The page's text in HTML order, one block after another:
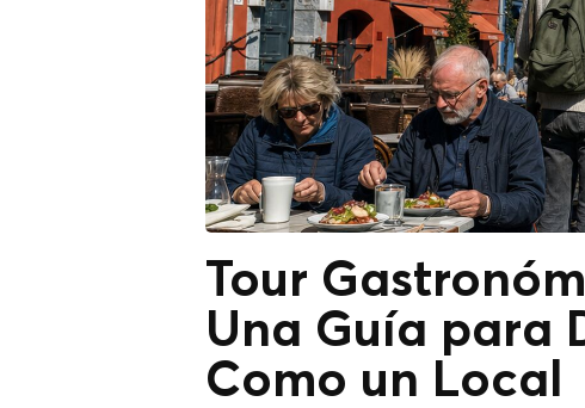
Tour
Una Guía para
Como un Local